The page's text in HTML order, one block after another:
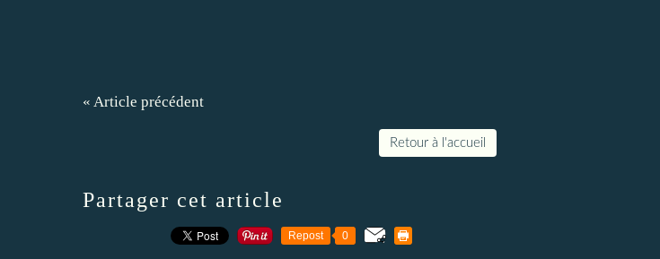
« Article précédent
Retour à l'accueil
Partager cet article
Repost 0